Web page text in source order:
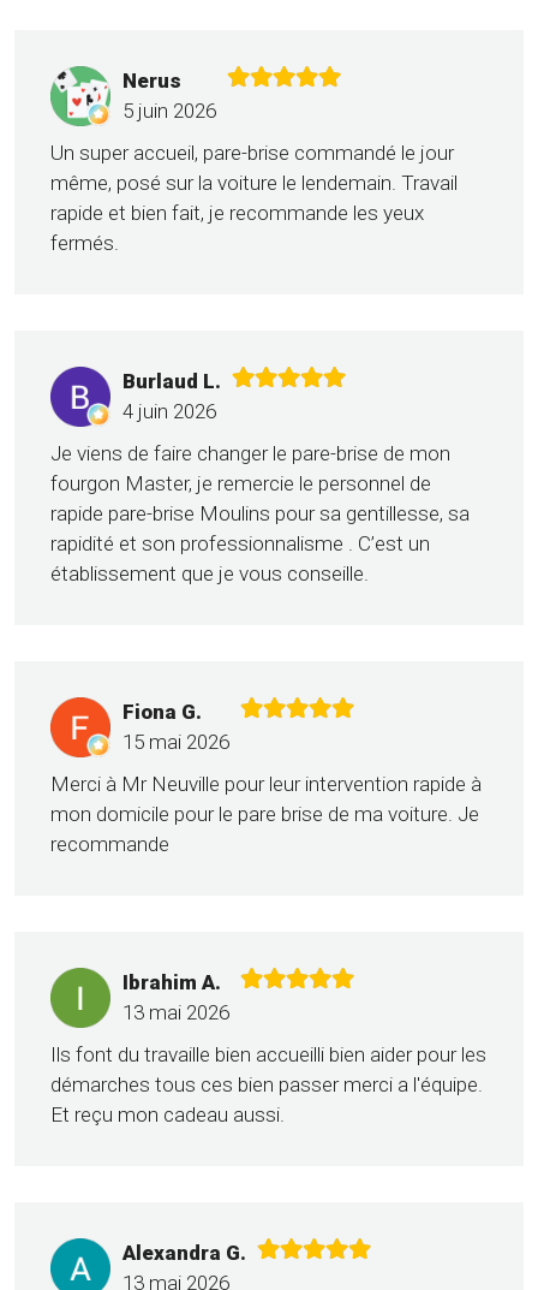
Nerus
5 juin 2026
Un super accueil, pare-brise commandé le jour
même, posé sur la voiture le lendemain. Travail
rapide et bien fait, je recommande les yeux
fermés.
Burlaud L.
4 juin 2026
Je viens de faire changer le pare-brise de mon
fourgon Master, je remercie le personnel de
rapide pare-brise Moulins pour sa gentillesse, sa
rapidité et son professionnalisme . C’est un
établissement que je vous conseille.
Fiona G.
15 mai 2026
Merci à Mr Neuville pour leur intervention rapide à
mon domicile pour le pare brise de ma voiture. Je
recommande
Ibrahim A.
13 mai 2026
Ils font du travaille bien accueilli bien aider pour les
démarches tous ces bien passer merci a l'équipe.
Et reçu mon cadeau aussi.
Alexandra G.
13 mai 2026